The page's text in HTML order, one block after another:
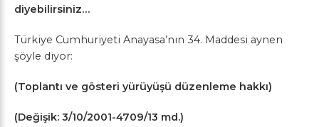
diyebilirsiniz…
Türkiye Cumhuriyeti Anayasa’nın 34. Maddesi aynen
şöyle diyor:
(Toplantı ve gösteri yürüyüşü düzenleme hakkı)
(Değişik: 3/10/2001-4709/13 md.)